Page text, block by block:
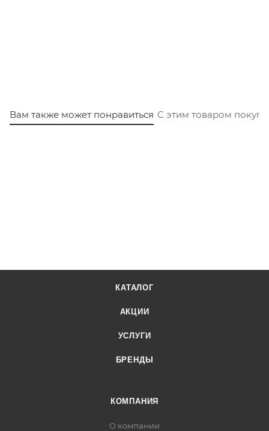
Вам также может понравиться С этим товаром
КАТАЛОГ
АКЦИИ
УСЛУГИ
БРЕНДЫ
КОМПАНИЯ
О компании